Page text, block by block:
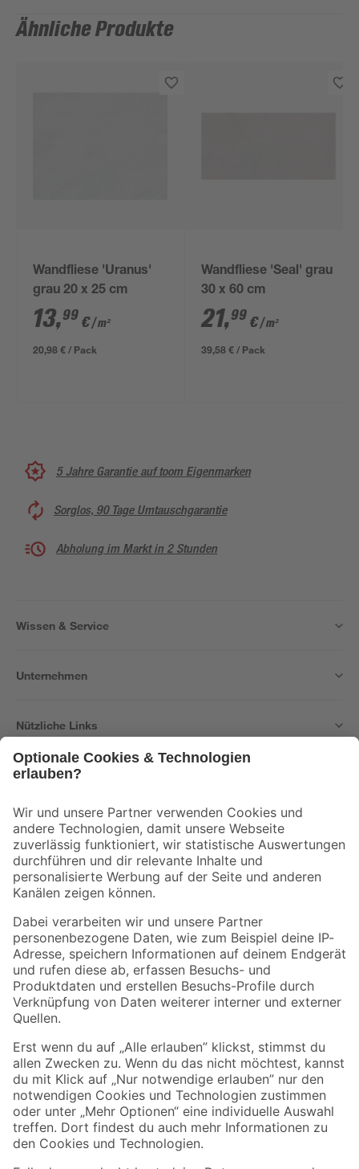
Ähnliche Produkte
Wandfliese 'Uranus'
grau 20 x 25 cm
13,99 €/ m²
20,98 € / Pack
Wandfliese 'Seal' grau
30 x 60 cm
21,99 €/ m²
39,58 € / Pack
5 Jahre Garantie auf toom Eigenmarken
Sorglos, 90 Tage Umtauschgarantie
Abholung im Markt in 2 Stunden
Wissen & Service
Unternehmen
Nützliche Links
Der toom Newsletter: Keine Angebote und Aktionen mehr verpassen!
Zur Newsletter Anmeldung
Folge uns
Zahlungsarten Versandarten
Sicher einkaufen
Jetzt die toom-App herunterladen